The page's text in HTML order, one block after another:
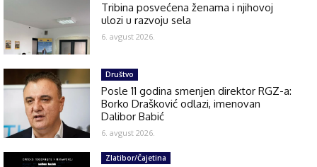
Tribina posvećena ženama i njihovoj
ulozi u razvoju sela
6. avgust 2026.
Društvo
Posle 11 godina smenjen direktor RGZ-a:
Borko Drašković odlazi, imenovan
Dalibor Babić
6. avgust 2026.
Zlatibor/Čajetina